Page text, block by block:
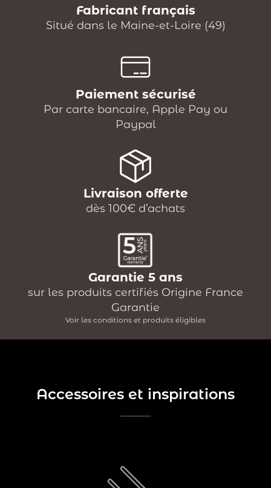
Fabricant français
Situé dans le Maine-et-Loire (49)
Paiement sécurisé
Par carte bancaire, Apple Pay ou
Paypal
Livraison offerte
dès 100€ d’achats
Garantie 5 ans
sur les produits certifiés Origine France
Garantie
Voir les conditions et produits éligibles
Accessoires et inspirations